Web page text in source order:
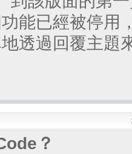
能已經被停用
透過回覆主題
？